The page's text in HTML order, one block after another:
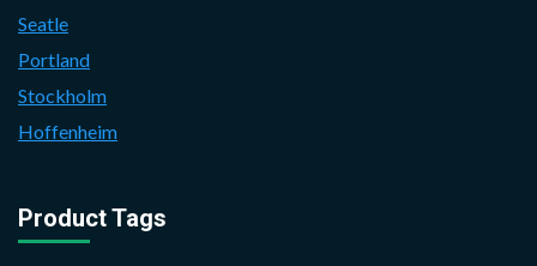
Seatle
Portland
Stockholm
Hoffenheim
Product Tags